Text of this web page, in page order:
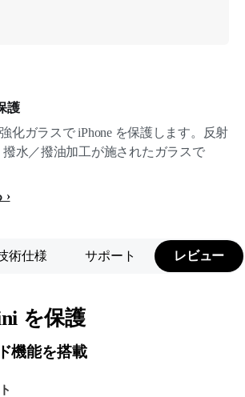
護
化ガラスで iPhone を保護します。反射
水／撥油加工が施されたガラスで
術仕様 サポート レビュー
を保護
機能を搭載